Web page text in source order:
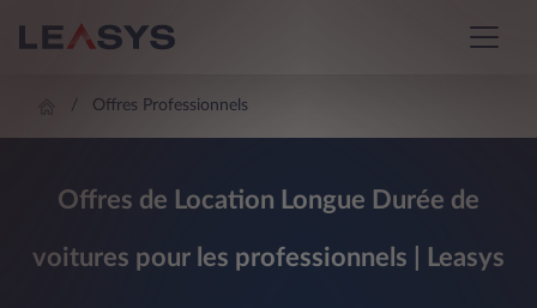
Offres Professionnels
Offres de Location Longue Durée de
voitures pour les professionnels | Leasys